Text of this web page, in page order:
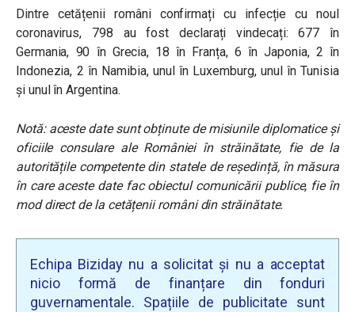
Dintre cetățenii români confirmați cu infecție cu noul
coronavirus, 798 au fost declarați vindecați: 677 în
Germania, 90 în Grecia, 18 în Franța, 6 în Japonia, 2 în
Indonezia, 2 în Namibia, unul în Luxemburg, unul în Tunisia
și unul în Argentina.
Notă: aceste date sunt obținute de misiunile diplomatice și
oficiile consulare ale României în străinătate, fie de la
autoritățile competente din statele de reședință, în măsura
în care aceste date fac obiectul comunicării publice, fie în
mod direct de la cetățenii români din străinătate.
Echipa Biziday nu a solicitat și nu a acceptat
nicio formă de finanțare din fonduri
guvernamentale. Spațiile de publicitate sunt